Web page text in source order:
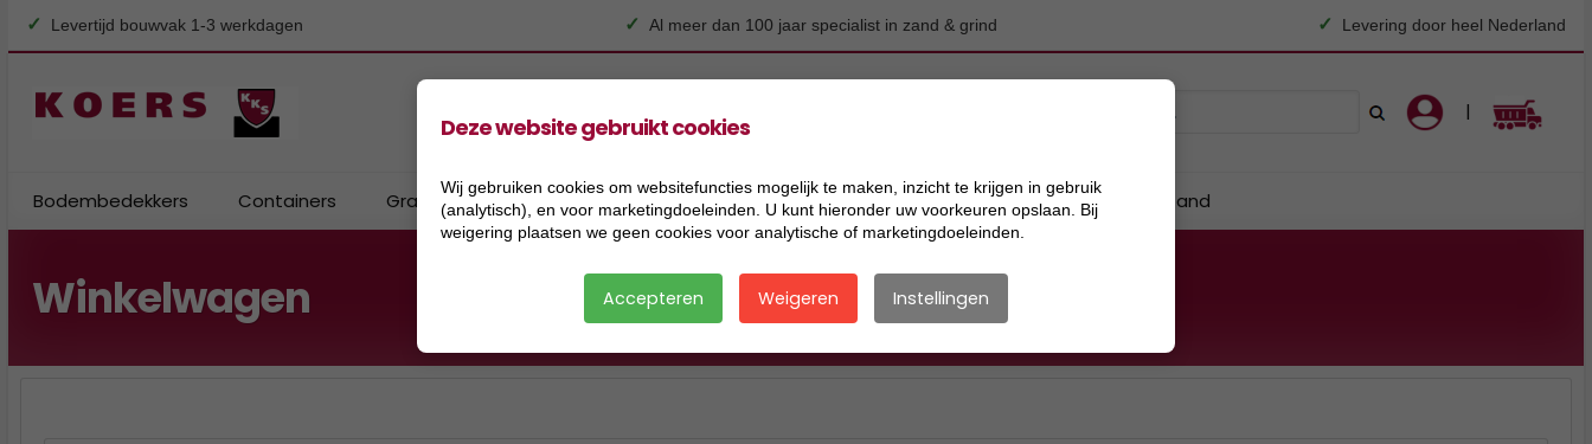
✓ Levertijd bouwvak 1-3 werkdagen ✓ Al meer dan 100 jaar specialist in zand & grind ✓ Levering door heel Nederland
|
Bodembedekkers Containers Granulaat Grind Koersmix Siersplit Substraat Toebehoren Zand
Winkelwagen
Deze website gebruikt cookies
Wij gebruiken cookies om websitefuncties mogelijk te maken, inzicht te krijgen in gebruik
(analytisch), en voor marketingdoeleinden. U kunt hieronder uw voorkeuren opslaan. Bij
weigering plaatsen we geen cookies voor analytische of marketingdoeleinden.
Accepteren Weigeren Instellingen